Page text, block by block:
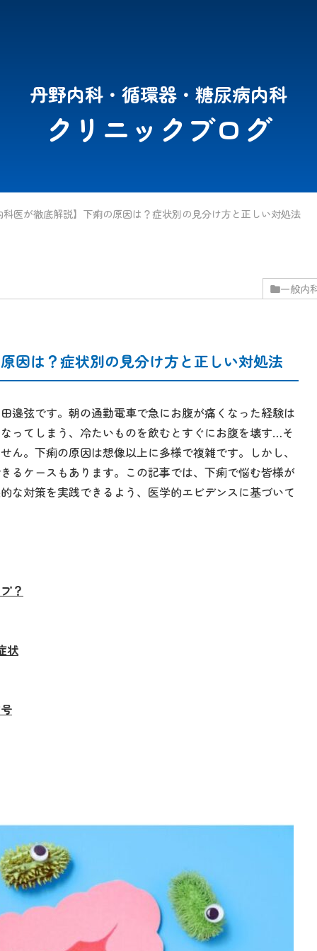
丹野内科・循環器・糖尿病内科
クリニックブログ
科医が徹底解説】下痢の原因は？症状別の見分け方と正しい対処法
一般内
因は？症状別の見分け方と正しい対処法
邉弦です。朝の通勤電車で急にお腹が痛くなった経験は
ってしまう、冷たいものを飲むとすぐにお腹を壊す…そ
。下痢の原因は想像以上に多様で複雑です。しかし、
るケースもあります。この記事では、下痢で悩む皆様が
な対策を実践できるよう、医学的エビデンスに基づいて
？
状